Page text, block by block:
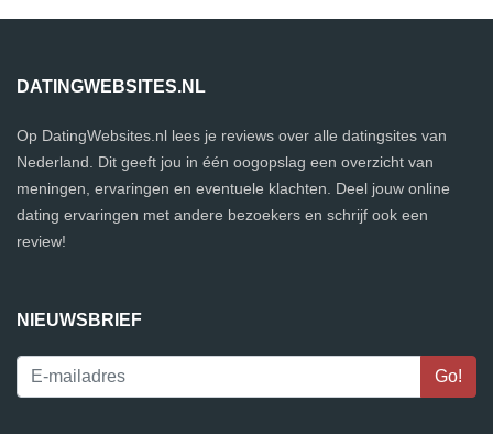
DATINGWEBSITES.NL
Op DatingWebsites.nl lees je reviews over alle datingsites van
Nederland. Dit geeft jou in één oogopslag een overzicht van
meningen, ervaringen en eventuele klachten. Deel jouw online
dating ervaringen met andere bezoekers en schrijf ook een
review!
NIEUWSBRIEF